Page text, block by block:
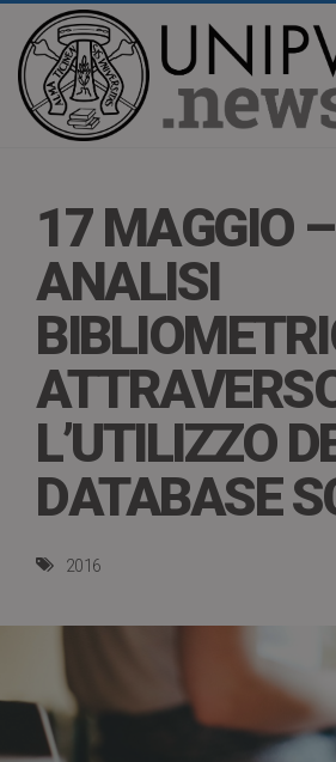
17 MAGGIO –
ANALISI
L’UTILIZZO
DATABASE
2016